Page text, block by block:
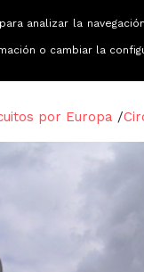
por Europa /
analizar la
o cambiar la